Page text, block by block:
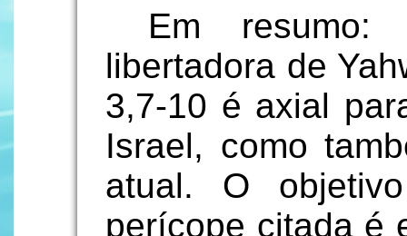
Em
libertadora de
3,7-10 é axial
Israel, como
atual. O
perícope citada é